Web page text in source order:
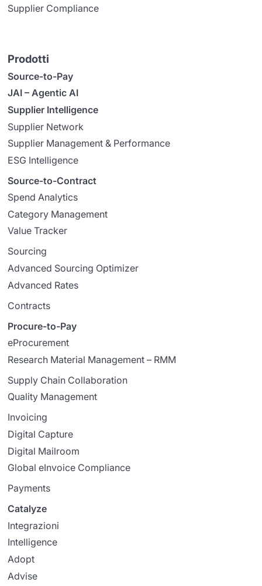
Supplier Compliance
Prodotti
Source-to-Pay
JAI – Agentic AI
Supplier Intelligence
Supplier Network
Supplier Management & Performance
ESG Intelligence
Source-to-Contract
Spend Analytics
Category Management
Value Tracker
Sourcing
Advanced Sourcing Optimizer
Advanced Rates
Contracts
Procure-to-Pay
eProcurement
Research Material Management – RMM
Supply Chain Collaboration
Quality Management
Invoicing
Digital Capture
Digital Mailroom
Global eInvoice Compliance
Payments
Catalyze
Integrazioni
Intelligence
Adopt
Advise